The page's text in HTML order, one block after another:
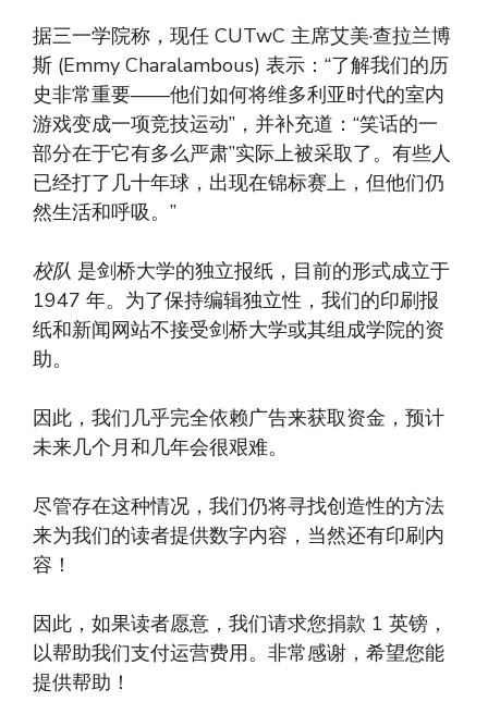
据三一学院称，现任 CUTwC 主席艾美·查拉兰博
斯 (Emmy Charalambous) 表示：“了解我们的历
史非常重要——他们如何将维多利亚时代的室内
游戏变成一项竞技运动”，并补充道：“笑话的一
部分在于它有多么严肃”实际上被采取了。有些人
已经打了几十年球，出现在锦标赛上，但他们仍
然生活和呼吸。”
校队 是剑桥大学的独立报纸，目前的形式成立于
1947 年。为了保持编辑独立性，我们的印刷报
纸和新闻网站不接受剑桥大学或其组成学院的资
助。
因此，我们几乎完全依赖广告来获取资金，预计
未来几个月和几年会很艰难。
尽管存在这种情况，我们仍将寻找创造性的方法
来为我们的读者提供数字内容，当然还有印刷内
容！
因此，如果读者愿意，我们请求您捐款 1 英镑，
以帮助我们支付运营费用。非常感谢，希望您能
提供帮助！